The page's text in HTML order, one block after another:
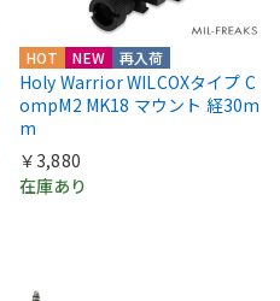
HOT NEW 再入荷
Holy Warrior WILCOXタイプ C
ompM2 MK18 マウント 経30m
m
￥3,880
在庫あり